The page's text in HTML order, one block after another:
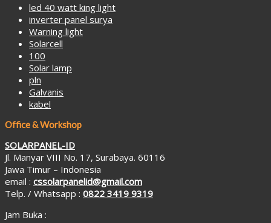
led 40 watt king light
inverter panel surya
Warning light
Solarcell
100
Solar lamp
pln
Galvanis
kabel
Office & Workshop
SOLARPANEL-ID
Jl. Manyar VIII No. 17, Surabaya. 60116
Jawa Timur – Indonesia
email : cssolarpanelid@gmail.com
Telp. / Whatsapp : 0822 3419 9319
Jam Buka :